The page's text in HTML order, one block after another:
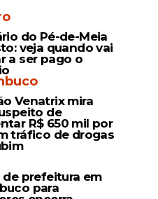
do Pé-de-Meia
veja quando vai
a ser pago o
Venatrix mira
de
R$ 650 mil por
tráfico de drogas
de prefeitura em
para